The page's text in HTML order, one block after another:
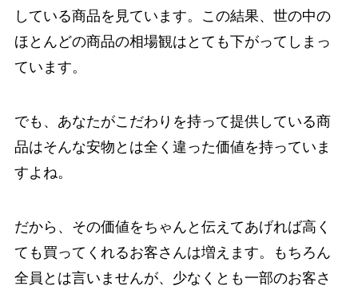
している商品を見ています。この結果、世の中の
ほとんどの商品の相場観はとても下がってしまっ
ています。
でも、あなたがこだわりを持って提供している商
品はそんな安物とは全く違った価値を持っていま
すよね。
だから、その価値をちゃんと伝えてあげれば高く
ても買ってくれるお客さんは増えます。もちろん
全員とは言いませんが、少なくとも一部のお客さ